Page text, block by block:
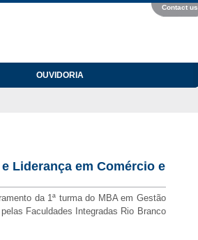
Contact us
OUVIDORIA
Liderança em Comércio e
da 1ª turma do MBA em Gestão
Faculdades Integradas Rio Branco